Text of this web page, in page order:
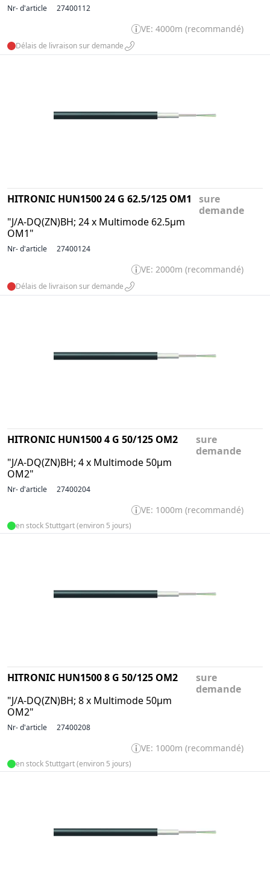
Nr- d'article 27400112
VE: 4000m (recommandé)
Délais de livraison sur demande
HITRONIC HUN1500 24 G 62.5/125 OM1
"J/A-DQ(ZN)BH; 24 x Multimode 62.5µm
OM1"
sure
demande
Nr- d'article 27400124
VE: 2000m (recommandé)
Délais de livraison sur demande
HITRONIC HUN1500 4 G 50/125 OM2
"J/A-DQ(ZN)BH; 4 x Multimode 50µm
OM2"
sure
demande
Nr- d'article 27400204
VE: 1000m (recommandé)
en stock Stuttgart (environ 5 jours)
HITRONIC HUN1500 8 G 50/125 OM2
"J/A-DQ(ZN)BH; 8 x Multimode 50µm
OM2"
sure
demande
Nr- d'article 27400208
VE: 1000m (recommandé)
en stock Stuttgart (environ 5 jours)